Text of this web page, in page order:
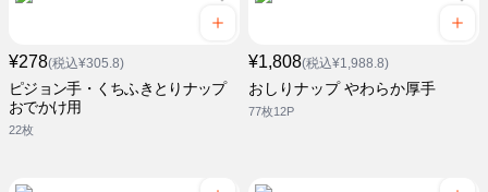
¥278(税込¥305.8)
ピジョン手・くちふきとりナップ
おでかけ用
22枚
¥1,808(税込¥1,988.8)
おしりナップ やわらか厚手
77枚12P